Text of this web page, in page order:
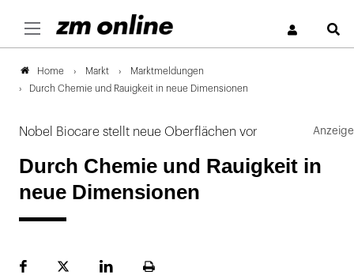
Home Markt
Marktmeldungen
Durch Chemie und Rauigkeit in neue Dimensionen
Nobel Biocare stellt neue Oberflächen vor
Durch Chemie und Rauigkeit in
neue Dimensionen
FacebookPlattformLinekdInSeite